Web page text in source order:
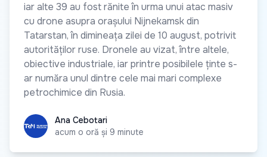
iar alte 39 au fost rănite în urma unui atac masiv
cu drone asupra orașului Nijnekamsk din
Tatarstan, în dimineața zilei de 10 august, potrivit
autorităților ruse. Dronele au vizat, între altele,
obiective industriale, iar printre posibilele ținte s-
ar număra unul dintre cele mai mari complexe
petrochimice din Rusia.
Ana CebotariAna Cebotari
acum o oră și 9 minute